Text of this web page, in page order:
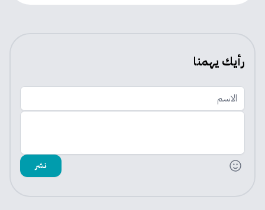
رأيك يهمنا
الاسم
اضف تعليقك
نشر